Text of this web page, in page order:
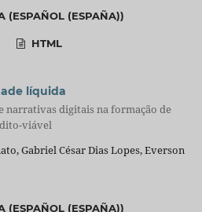
(ESPAÑOL (ESPAÑA))
HTML
líquida
narrativas digitais na formação de
viável
Gabriel César Dias Lopes, Everson
(ESPAÑOL (ESPAÑA))